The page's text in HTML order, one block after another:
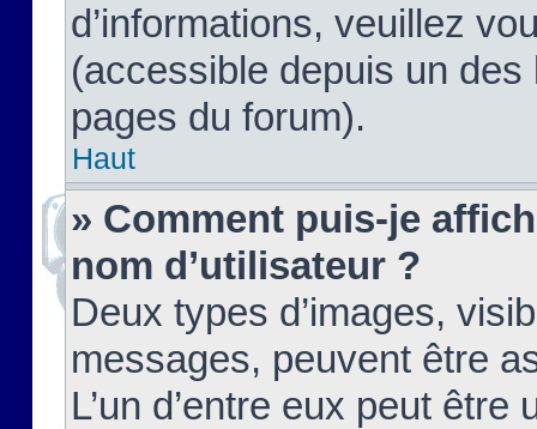
d’informations, veuillez
(accessible depuis un
pages du forum).
Haut
» Comment puis-je
nom d’utilisateur ?
Deux types d’images,
messages, peuvent être
L’un d’entre eux peut